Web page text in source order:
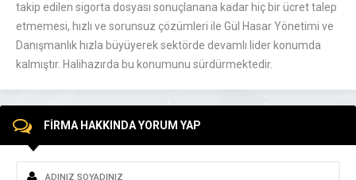
takip edilen sigorta dosyası sonuçlanana kadar hiç bir ücret talep
etmemesi, hızlı ve sorunsuz çözümleri ile Gül Hasar Yönetimi ve
Danışmanlık hızla büyüyerek sektörde devamlı lider konumda
kalmıştır. Halihazırda bu konumunu sürdürmektedir.
FİRMA HAKKINDA YORUM YAP